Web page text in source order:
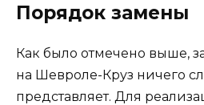
Порядок замены
Как было отмечено выше,
на Шевроле-Круз ничего
представляет. Для